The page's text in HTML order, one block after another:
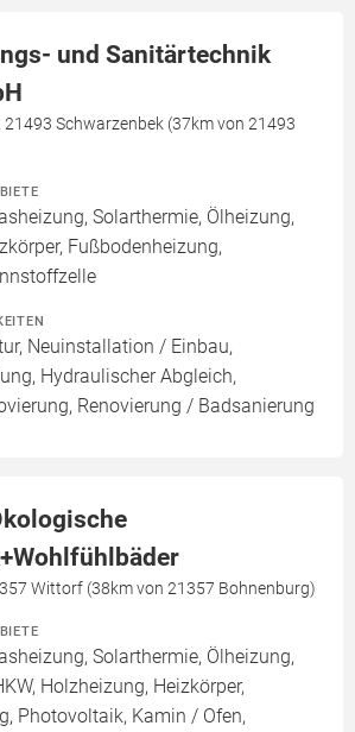
und Sanitärtechnik
21493 Schwarzenbek (37km von 21493
Solarthermie, Ölheizung,
Fußbodenheizung,
Neuinstallation / Einbau,
Hydraulischer Abgleich,
Renovierung / Badsanierung
Wittorf (38km von 21357 Bohnenburg)
Solarthermie, Ölheizung,
Holzheizung, Heizkörper,
Photovoltaik, Kamin / Ofen,